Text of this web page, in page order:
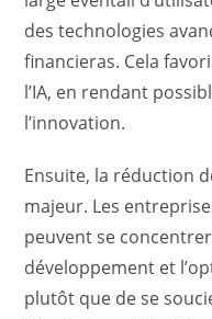
des technologies
financieras. Cela
l’IA, en rendant
l’innovation.
Ensuite, la réduction
majeur. Les
peuvent se
développement et
plutôt que de se